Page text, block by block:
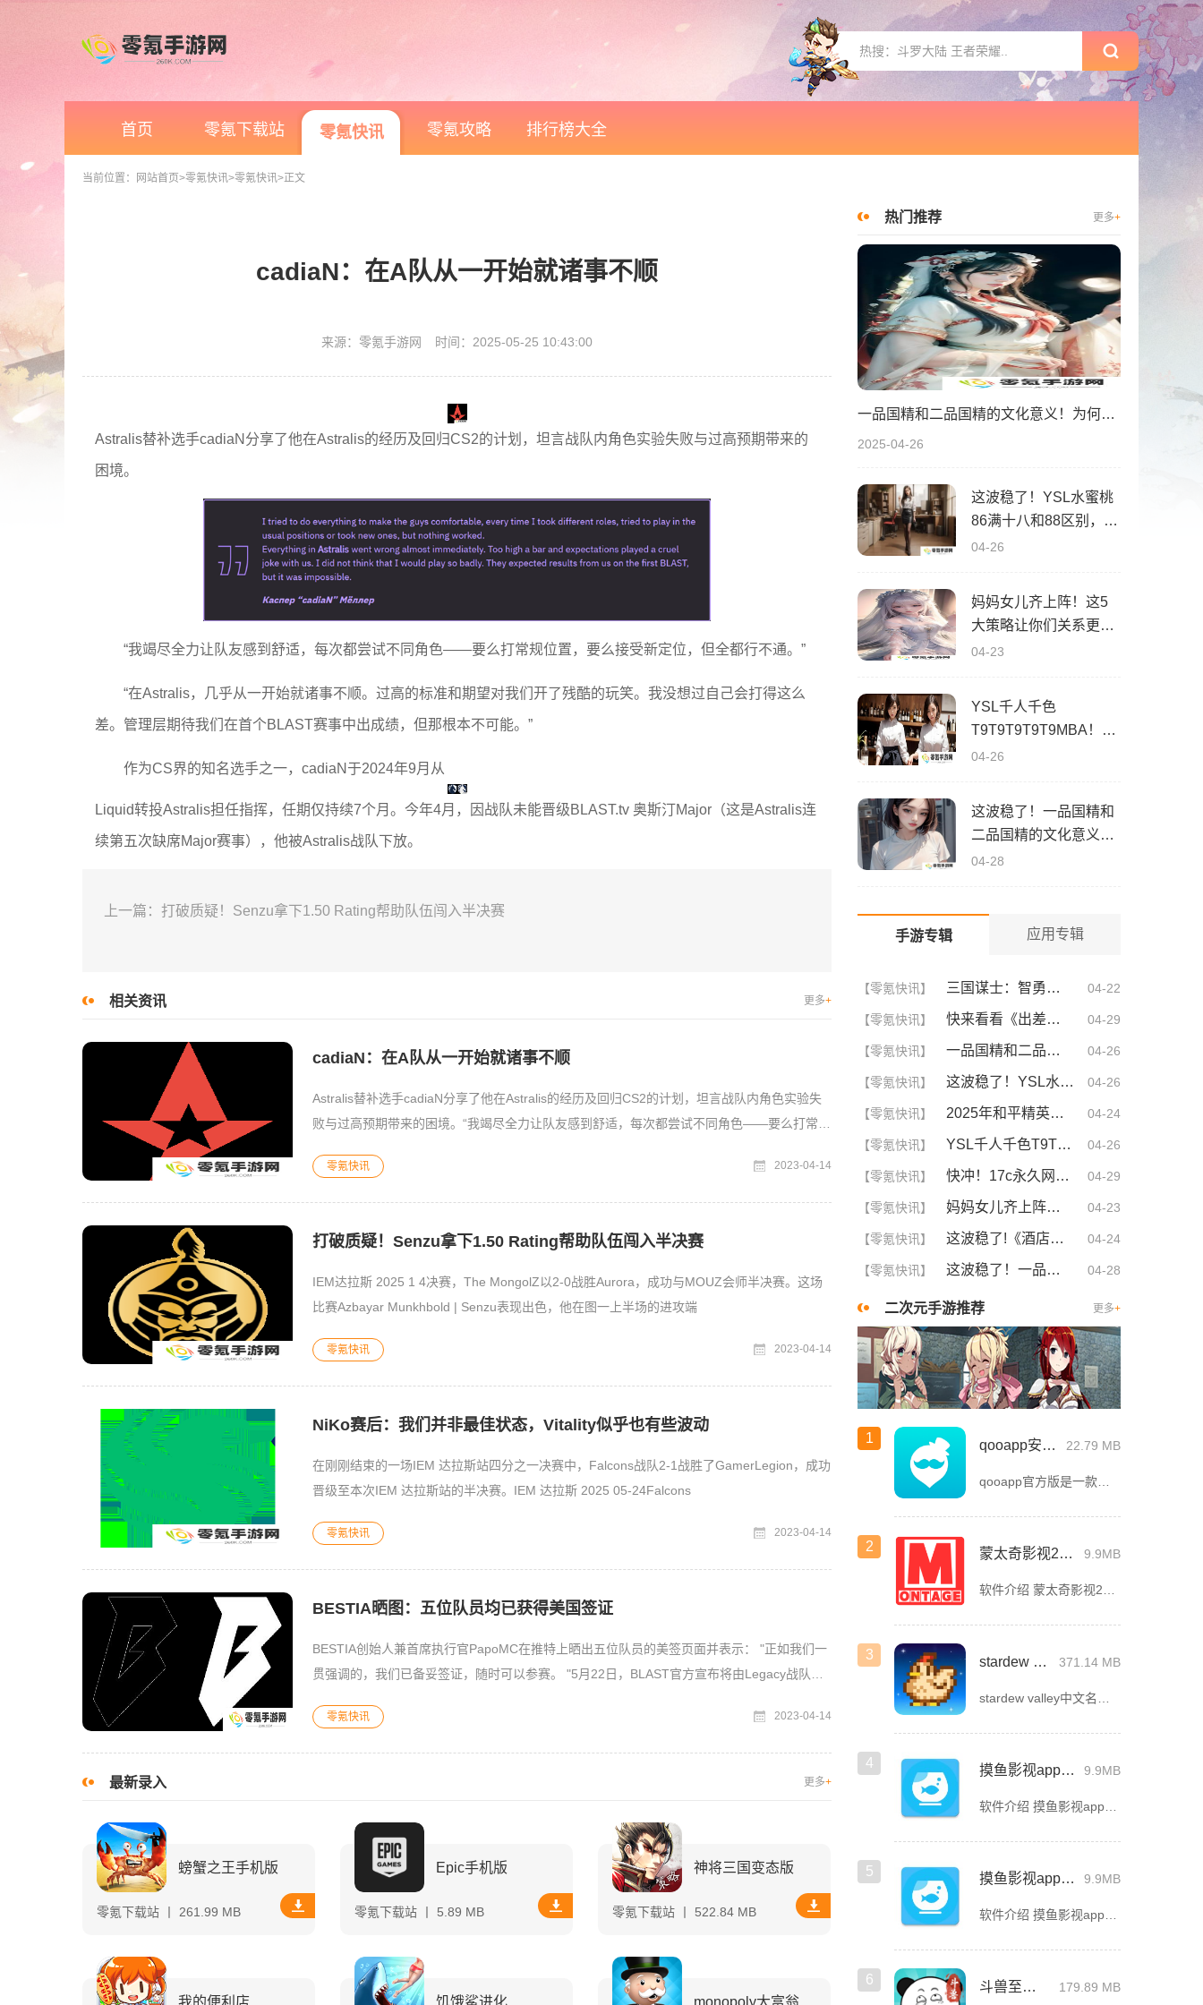
首页 零氪下载站 零氪快讯 零氪攻略 排行榜大全
当前位置： 网站首页>零氪快讯>零氪快讯>正文
cadiaN：在A队从一开始就诸事不顺
来源：零氪手游网 时间：2025-05-25 10:43:00
Astralis替补选手cadiaN分享了他在Astralis的经历及回归CS2的计划，坦言战队内角色实验失败与过高预期带来的
困境。
“我竭尽全力让队友感到舒适，每次都尝试不同角色——要么打常规位置，要么接受新定位，但全都行不通。”
“在Astralis，几乎从一开始就诸事不顺。过高的标准和期望对我们开了残酷的玩笑。我没想过自己会打得这么
差。管理层期待我们在首个BLAST赛事中出成绩，但那根本不可能。”
作为CS界的知名选手之一，cadiaN于2024年9月从
Liquid转投Astralis担任指挥，任期仅持续7个月。今年4月，因战队未能晋级BLAST.tv 奥斯汀Major（这是Astralis连
续第五次缺席Major赛事），他被Astralis战队下放。
上一篇：打破质疑！Senzu拿下1.50 Rating帮助队伍闯入半决赛
相关资讯 更多+
cadiaN：在A队从一开始就诸事不顺
Astralis替补选手cadiaN分享了他在Astralis的经历及回归CS2的计划，坦言战队内角色实验失
败与过高预期带来的困境。“我竭尽全力让队友感到舒适，每次都尝试不同角色——要么打常规
零氪快讯 2023-04-14
打破质疑！Senzu拿下1.50 Rating帮助队伍闯入半决赛
IEM达拉斯 2025 1 4决赛，The MongolZ以2-0战胜Aurora，成功与MOUZ会师半决赛。这场
比赛Azbayar Munkhbold | Senzu表现出色，他在图一上半场的进攻端
零氪快讯 2023-04-14
NiKo赛后：我们并非最佳状态，Vitality似乎也有些波动
在刚刚结束的一场IEM 达拉斯站四分之一决赛中，Falcons战队2-1战胜了GamerLegion，成功
晋级至本次IEM 达拉斯站的半决赛。IEM 达拉斯 2025 05-24Falcons
零氪快讯 2023-04-14
BESTIA晒图：五位队员均已获得美国签证
BESTIA创始人兼首席执行官PapoMC在推特上晒出五位队员的美签页面并表示： "正如我们一
贯强调的，我们已备妥签证，随时可以参赛。 "5月22日，BLAST官方宣布将由Legacy战队顶
零氪快讯 2023-04-14
最新录入 更多+
螃蟹之王手机版
零氪下载站 丨 261.99 MB
Epic手机版
零氪下载站 丨 5.89 MB
神将三国变态版
零氪下载站 丨 522.84 MB
我的便利店 饥饿鲨进化 monopoly大富翁
热门推荐 更多+
一品国精和二品国精的文化意义！为何他们如此独特？你绝对不知道的深层背景
2025-04-26
这波稳了！YSL水蜜桃
86满十八和88区别，背
后暗藏的秘密你知道
04-26
妈妈女儿齐上阵！这5
大策略让你们关系更亲
密，感情升温不可挡！
04-23
YSL千人千色
T9T9T9T9T9MBA！揭
秘背后的设计秘密，难
04-26
这波稳了！一品国精和
二品国精的文化意义深
度解析！谁懂啊
04-28
手游专辑 应用专辑
【零氪快讯】 三国谋士：智勇双全的幕后英雄 04-22
【零氪快讯】 快来看看《出差的日子》叶爱背后的深刻故事！竟然让人泪崩的原因 04-29
【零氪快讯】 一品国精和二品国精的文化意义！为何他们如此独特？你绝对不知道的深层背景 04-26
【零氪快讯】 这波稳了！YSL水蜜桃86满十八和88区别，背后暗藏的秘密你知道吗？ 04-26
【零氪快讯】 2025年和平精英CDKEY兑换码领取方法及使用技巧 04-24
【零氪快讯】 YSL千人千色T9T9T9T9T9MBA！揭秘背后的设计秘密，难怪网友都在疯传！ 04-26
【零氪快讯】 快冲！17c永久网名你不可不知的3大秘诀！| 成为网名大神的终极指南 04-29
【零氪快讯】 妈妈女儿齐上阵！这5大策略让你们关系更亲密，感情升温不可挡！ 04-23
【零氪快讯】 这波稳了!《酒店激战》1-5集免费观看中文版，网友疯狂推荐！ 04-24
【零氪快讯】 这波稳了！一品国精和二品国精的文化意义深度解析！谁懂啊 04-28
二次元手游推荐 更多+
1 qooapp安卓版 22.79 MB
2 蒙太奇影视2025最新版本下载 9.9MB
3 stardew valley手机版 371.14 MB
4 摸鱼影视app官方版下载安装 9.9MB
5 摸鱼影视app最新版下载 9.9MB
6 斗兽至高天 179.89 MB